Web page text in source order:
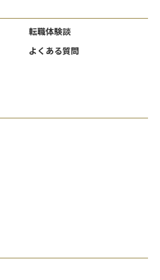
転職体験談
よくある質問